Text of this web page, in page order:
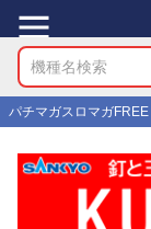
パチマガスロマガFREE